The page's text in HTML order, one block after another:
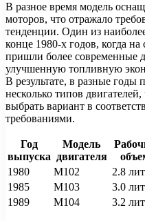
В разное время модель
моторов, что отражало
тенденции. Один из
конце 1980-х годов, когда
пришли более современные
улучшенную топливную
В результате, в разные годы
несколько типов
выбрать вариант в
требованиями.
Год
выпуска
Модель
двигателя
1980
М102 2.8
1985
М103 3.0
1989
М104 3.2